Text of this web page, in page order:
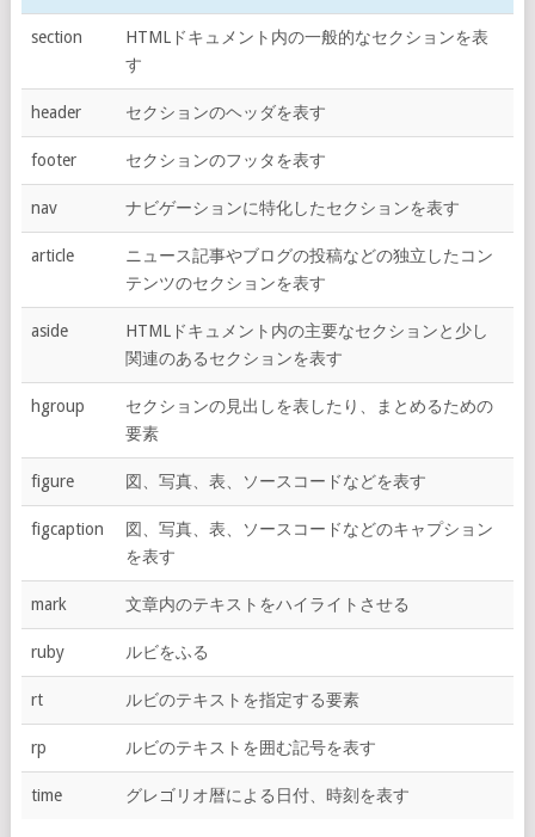
section
HTMLドキュメント内の一般的なセクションを表
す
header セクションのヘッダを表す
footer セクションのフッタを表す
nav ナビゲーションに特化したセクションを表す
article
ニュース記事やブログの投稿などの独立したコン
テンツのセクションを表す
aside
HTMLドキュメント内の主要なセクションと少し
関連のあるセクションを表す
hgroup
セクションの見出しを表したり、まとめるための
要素
figure 図、写真、表、ソースコードなどを表す
figcaption
図、写真、表、ソースコードなどのキャプション
を表す
mark 文章内のテキストをハイライトさせる
ruby ルビをふる
rt ルビのテキストを指定する要素
rp ルビのテキストを囲む記号を表す
time グレゴリオ暦による日付、時刻を表す